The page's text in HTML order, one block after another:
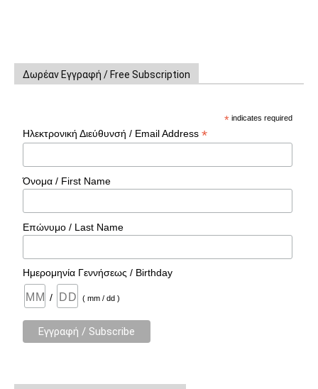
Δωρέαν Εγγραφή / Free Subscription
* indicates required
Ηλεκτρονική Διεύθυνσή / Email Address*
Όνομα / First Name
Επώνυμο / Last Name
Ημερομηνία Γεννήσεως / Birthday
/ ( mm / dd )